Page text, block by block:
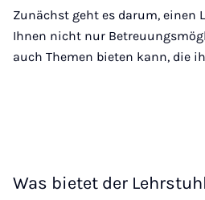
Zunächst geht es darum, einen
Ihnen nicht nur
auch Themen bieten kann, die
Was bietet der Lehrstuhl